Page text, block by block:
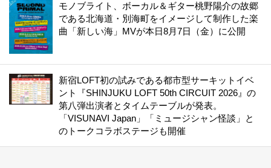
モノブライト、ボーカル＆ギター桃野陽介の故郷
である北海道・別海町をイメージして制作した楽
曲「新しい海」MVが本日8月7日（金）に公開
新宿LOFT初の試みである都市型サーキットイベ
ント『SHINJUKU LOFT 50th CIRCUIT 2026』の
第八弾出演者とタイムテーブルが発表。
「VISUNAVI Japan」「ミュージシャン怪談」と
のトークコラボステージも開催